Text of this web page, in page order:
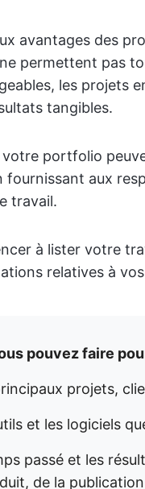
avantages des
permettent pas
les projets
tangibles.
votre portfolio
fournissant aux
travail.
à lister votre
relatives à
pouvez faire
projets,
et les logiciels
passé et les
de la